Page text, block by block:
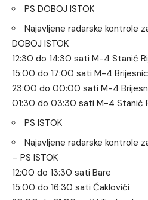
PS DOBOJ ISTOK
Najavljene radarske kontrole
DOBOJ ISTOK
12:30 do 14:30 sati M-4 Stanić
15:00 do 17:00 sati M-4
23:00 do 00:00 sati M-4
01:30 do 03:30 sati M-4 Stanić
PS ISTOK
Najavljene radarske kontrole
– PS ISTOK
12:00 do 13:30 sati Bare
15:00 do 16:30 sati Čaklovići